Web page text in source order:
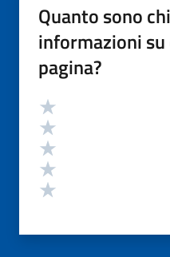
Quanto sono
informazioni
pagina?
Valutazione